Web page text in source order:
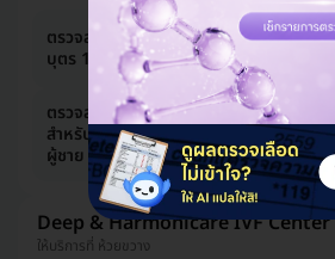
ตรวจสุขภาพก่อนแต่งงานหรือก่อนมี
บุตร 10 รายการ สำหรับผู้ชาย
ตรวจสุขภาพก่อนแต่งงาน 11 รายการ
สำหรับผู้หญิง และ 10 รายการ สำหรับ
ผู้ชาย
Deep & Harmonicare IVF Center
ให้บริการที่ ห้วยขวาง